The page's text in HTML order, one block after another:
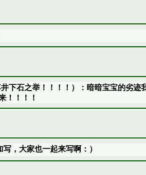
下石之举！！！！）：暗暗宝宝的劣迹
！！！！
，大家也一起来写啊：）